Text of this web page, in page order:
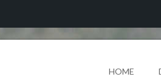
HOME